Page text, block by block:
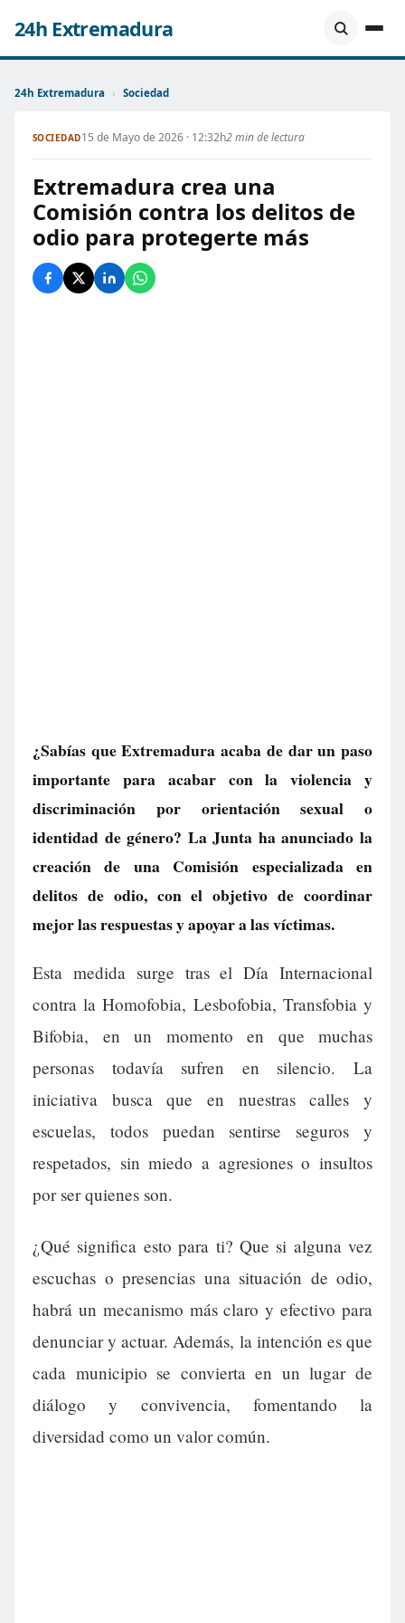
24h Extremadura
24h Extremadura › Sociedad
SOCIEDAD15 de Mayo de 2026 · 12:32h2 min de lectura
Extremadura crea una
Comisión contra los delitos de
odio para protegerte más
¿Sabías que Extremadura acaba de dar un paso
importante para acabar con la violencia y
discriminación por orientación sexual o
identidad de género? La Junta ha anunciado la
creación de una Comisión especializada en
delitos de odio, con el objetivo de coordinar
mejor las respuestas y apoyar a las víctimas.
Esta medida surge tras el Día Internacional
contra la Homofobia, Lesbofobia, Transfobia y
Bifobia, en un momento en que muchas
personas todavía sufren en silencio. La
iniciativa busca que en nuestras calles y
escuelas, todos puedan sentirse seguros y
respetados, sin miedo a agresiones o insultos
por ser quienes son.
¿Qué significa esto para ti? Que si alguna vez
escuchas o presencias una situación de odio,
habrá un mecanismo más claro y efectivo para
denunciar y actuar. Además, la intención es que
cada municipio se convierta en un lugar de
diálogo y convivencia, fomentando la
diversidad como un valor común.